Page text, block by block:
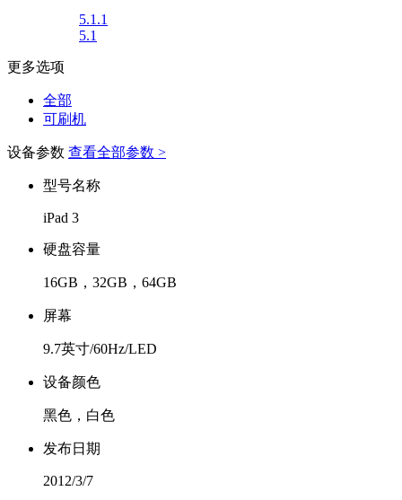
5.1.1
5.1
更多选项
全部
可刷机
设备参数 查看全部参数 >
型号名称
iPad 3
硬盘容量
16GB，32GB，64GB
屏幕
9.7英寸/60Hz/LED
设备颜色
黑色，白色
发布日期
2012/3/7